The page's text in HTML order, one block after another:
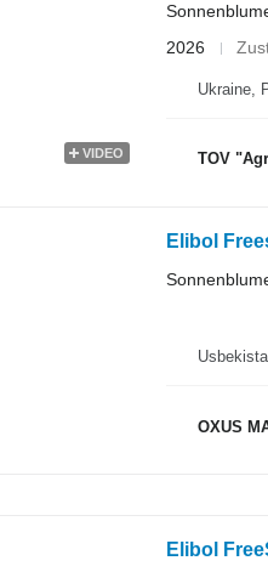
VIDEO
2026
Ukraine,
TOV
Elibol
OXUS
Elibol